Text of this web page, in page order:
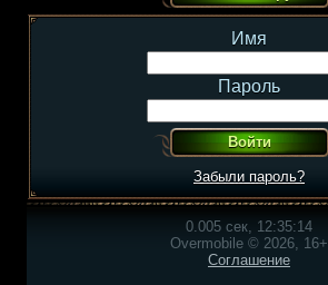
Имя
Пароль
Забыли пароль?
0.005 сек, 12:35:14
Overmobile © 2026, 16+
Соглашение